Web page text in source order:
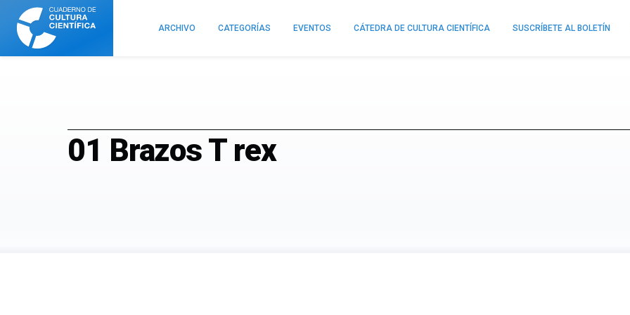
Cuaderno
Cultura
Científica
ARCHIVO CATEGORÍAS EVENTOS CÁTEDRA DE CULTURA CIENTÍFICA SUSCRÍBETE AL BOLETÍN
01 Brazos T rex